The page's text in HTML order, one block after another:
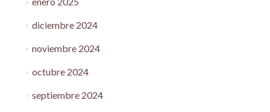
diciembre 2024
noviembre 2024
octubre 2024
septiembre 2024